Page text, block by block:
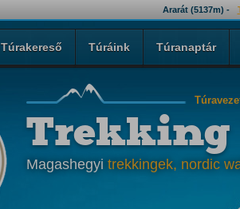
Ararát (5137m) -
Túrakereső Túráink Túranaptár
Trekking
Magashegyi trekkingek, nordic